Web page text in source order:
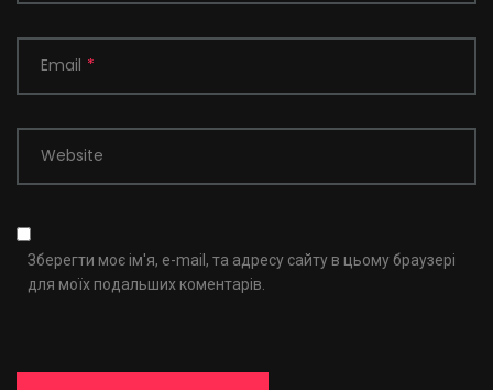
Email *
Website
Зберегти моє ім'я, e-mail, та адресу сайту в цьому браузері
для моїх подальших коментарів.